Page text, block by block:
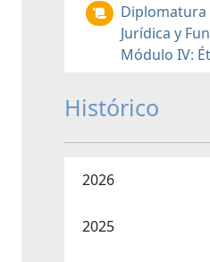
Diplomatura
Jurídica y
Módulo IV:
Histórico
2026
2025